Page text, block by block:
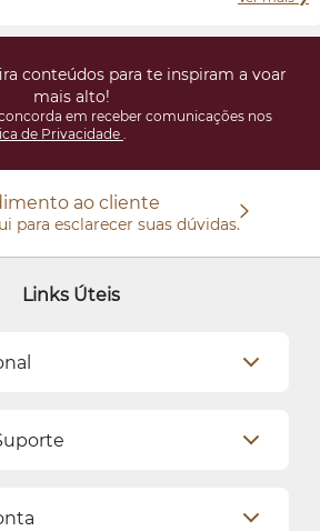
conteúdos para te inspiram a voar
mais alto!
em receber comunicações nos
de Privacidade .
ao cliente
para esclarecer suas dúvidas.
Links Úteis